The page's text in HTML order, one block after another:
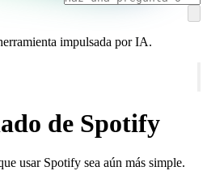
impulsada por IA.
de Spotify
usar Spotify sea aún más simple.